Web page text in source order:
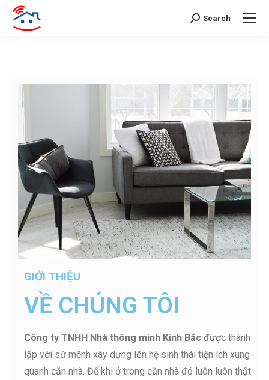
Search
GIỚI THIỆU
VỀ CHÚNG TÔI
Công ty TNHH Nhà thông minh Kinh Bắc được thành
lập với sứ mệnh xây dựng lên hệ sinh thái tiện ích xung
quanh căn nhà. Để khi ở trong căn nhà đó luôn luôn thật